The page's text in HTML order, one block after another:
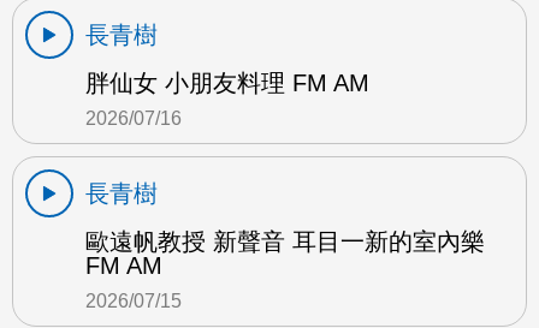
長青樹
胖仙女 小朋友料理 FM AM
2026/07/16
長青樹
歐遠帆教授 新聲音 耳目一新的室內樂
FM AM
2026/07/15